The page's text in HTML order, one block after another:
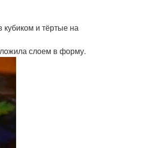
кубиком и тёртые на
слоем в форму.